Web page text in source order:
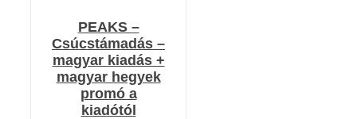
PEAKS –
Csúcstámadás –
magyar kiadás +
magyar hegyek
promó a
kiadótól